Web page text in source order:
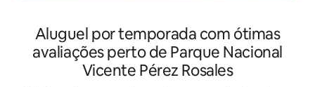
Aluguel por temporada com ótimas
avaliações perto de Parque Nacional
Vicente Pérez Rosales